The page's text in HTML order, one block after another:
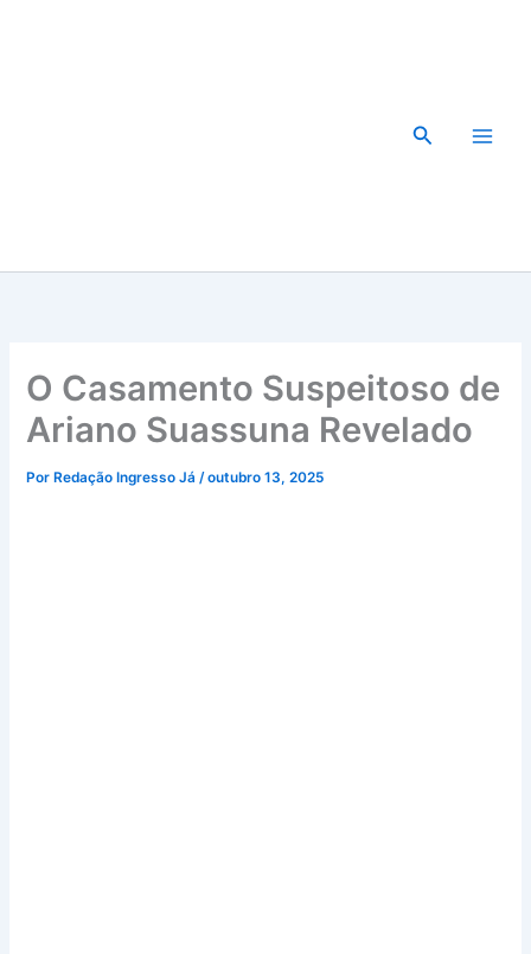
Pesquisar
O Casamento Suspeitoso de
Ariano Suassuna Revelado
Por Redação Ingresso Já/outubro 13, 2025